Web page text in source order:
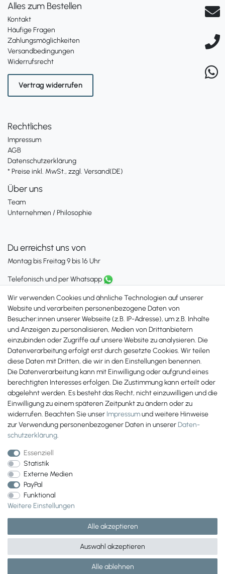
Alles zum Bestellen
Kontakt
Häufige Fragen
Zahlungsmöglichkeiten
Versandbedingungen
Widerrufsrecht
Vertrag widerrufen
Rechtliches
Impressum
AGB
Datenschutzerklärung
* Preise inkl. MwSt., zzgl. Versand(DE)
Über uns
Team
Unternehmen / Philosophie
Du erreichst uns von
Montag bis Freitag 9 bis 16 Uhr
Telefonisch und per Whatsapp
+49 561 287 907 84
Zahlungsmöglichkeiten
Wir verwenden Cookies und ähnliche Technologien auf unserer
Website und verarbeiten personenbezogene Daten von
Besucher:innen unserer Webseite (z.B. IP-Adresse), um z.B. Inhalte
und Anzeigen zu personalisieren, Medien von Drittanbietern
einzubinden oder Zugriffe auf unsere Website zu analysieren. Die
Datenverarbeitung erfolgt erst durch gesetzte Cookies. Wir teilen
diese Daten mit Dritten, die wir in den Einstellungen benennen.
Die Datenverarbeitung kann mit Einwilligung oder aufgrund eines
berechtigten Interesses erfolgen. Die Zustimmung kann erteilt oder
abgelehnt werden. Es besteht das Recht, nicht einzuwilligen und die
Einwilligung zu einem späteren Zeitpunkt zu ändern oder zu
widerrufen. Beachten Sie unser Impressumund weitere Hinweise
zur Verwendung personenbezogener Daten in unsererDaten­
schutz­erklärung.
Essenziell
Statistik
Externe Medien
PayPal
Funktional
Weitere Einstellungen
Alle akzeptieren
Alle ablehnen
Auswahl akzeptieren